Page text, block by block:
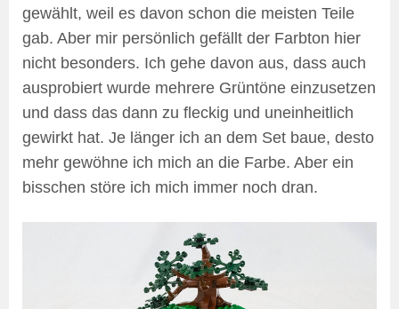
gewählt, weil es davon schon die meisten Teile
gab. Aber mir persönlich gefällt der Farbton hier
nicht besonders. Ich gehe davon aus, dass auch
ausprobiert wurde mehrere Grüntöne einzusetzen
und dass das dann zu fleckig und uneinheitlich
gewirkt hat. Je länger ich an dem Set baue, desto
mehr gewöhne ich mich an die Farbe. Aber ein
bisschen störe ich mich immer noch dran.